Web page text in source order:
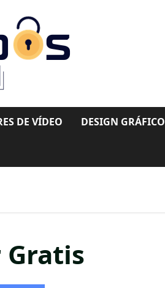
DE VÍDEO DESIGN GRÁFICO